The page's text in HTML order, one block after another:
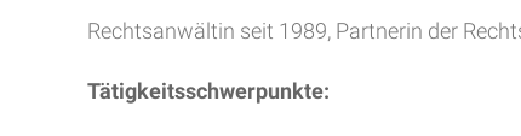
Rechtsanwältin seit 1989, Partnerin der
Tätigkeitsschwerpunkte: